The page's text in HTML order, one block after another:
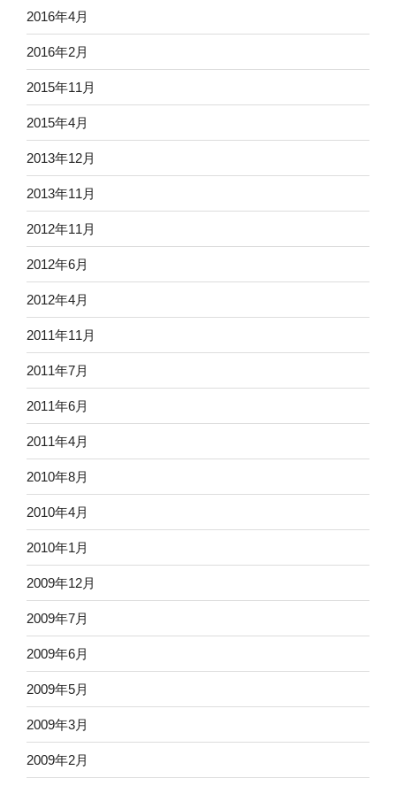
2016年4月
2016年2月
2015年11月
2015年4月
2013年12月
2013年11月
2012年11月
2012年6月
2012年4月
2011年11月
2011年7月
2011年6月
2011年4月
2010年8月
2010年4月
2010年1月
2009年12月
2009年7月
2009年6月
2009年5月
2009年3月
2009年2月